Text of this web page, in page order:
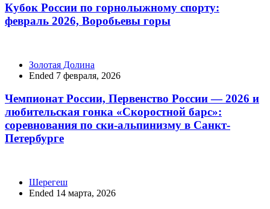
Кубок России по горнолыжному спорту:
февраль 2026, Воробьевы горы
Золотая Долина
Ended 7 февраля, 2026
Чемпионат России, Первенство России — 2026 и
любительская гонка «Скоростной барс»:
соревнования по ски-альпинизму в Санкт-
Петербурге
Шерегеш
Ended 14 марта, 2026